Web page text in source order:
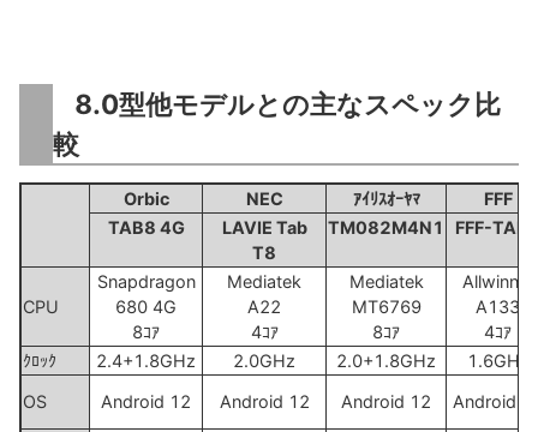
8.0型他モデルとの主なスペック比
較
Orbic NEC ｱｲﾘｽｵｰﾔﾏ
FFF
TAB8 4G
LAVIE Tab
T8
TM082M4N1 FFF-
CPU
Snapdragon
680 4G
8ｺｱ
Mediatek
A22
4ｺｱ
Mediatek
MT6769
8ｺｱ
Allwinner
A133
4ｺｱ
ｸﾛｯｸ
2.4+1.8GHz 2.0GHz 2.0+1.8GHz
1.6GHz
OS
Android 12 Android 12 Android 12 Android